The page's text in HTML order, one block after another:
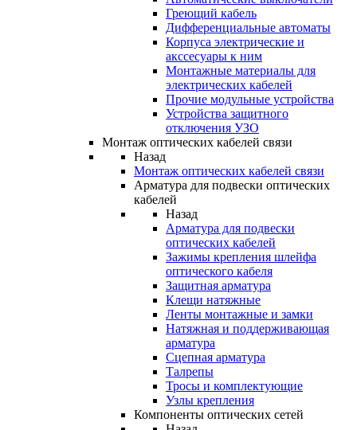
Греющий кабель
Дифференциальные автоматы
Корпуса электрические и
акссесуары к ним
Монтажные материалы для
электрических кабелей
Прочие модульные устройства
Устройства защитного
отключения УЗО
Монтаж оптических кабелей связи
Назад
Монтаж оптических кабелей связи
Арматура для подвески оптических
кабелей
Назад
Арматура для подвески
оптических кабелей
Зажимы крепления шлейфа
оптического кабеля
Защитная арматура
Клещи натяжные
Ленты монтажные и замки
Натяжная и поддерживающая
арматура
Сцепная арматура
Талрепы
Тросы и комплектующие
Узлы крепления
Компоненты оптических сетей